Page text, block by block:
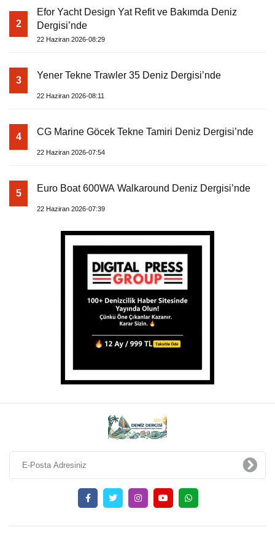
2
Efor Yacht Design Yat Refit ve Bakımda Deniz
Dergisi’nde
22 Haziran 2026-08:29
3 Yener Tekne Trawler 35 Deniz Dergisi’nde
22 Haziran 2026-08:11
4 CG Marine Göcek Tekne Tamiri Deniz Dergisi’nde
22 Haziran 2026-07:54
5 Euro Boat 600WA Walkaround Deniz Dergisi’nde
22 Haziran 2026-07:39